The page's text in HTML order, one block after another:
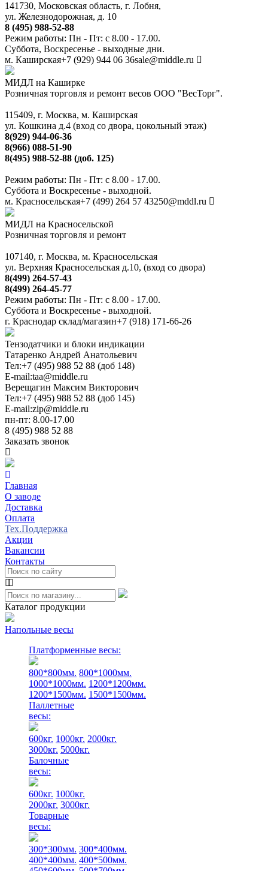
141730, Московская область, г. Лобня,
ул. Железнодорожная, д. 10
8 (495) 988-52-88
Режим работы: Пн - Пт: с 8.00 - 17.00.
Суббота, Воскресенье - выходные дни.
м. Каширская+7 (929) 944 06 36sale@middle.ru
МИДЛ на Каширке
Розничная торговля и ремонт весов ООО "ВесТорг".
115409, г. Москва, м. Каширская
ул. Кошкина д.4 (вход со двора, цокольный этаж)
8(929) 944-06-36
8(966) 088-51-90
8(495) 988-52-88 (доб. 125)
Режим работы: Пн - Пт: с 8.00 - 17.00.
Суббота и Воскресенье - выходной.
м. Красносельская+7 (499) 264 57 43250@mddl.ru
МИДЛ на Красносельской
Розничная торговля и ремонт
107140, г. Москва, м. Красносельская
ул. Верхняя Красносельская д.10, (вход со двора)
8(499) 264-57-43
8(499) 264-45-77
Режим работы: Пн - Пт: с 8.00 - 17.00.
Суббота и Воскресенье - выходной.
г. Краснодар склад/магазин+7 (918) 171-66-26
Тензодатчики и блоки индикации
Татаренко Андрей Анатольевич
Тел:+7 (495) 988 52 88 (доб 148)
E-mail:taa@middle.ru
Верещагин Максим Викторович
Тел:+7 (495) 988 52 88 (доб 145)
E-mail:zip@middle.ru
пн-пт: 8.00-17.00
8 (495) 988 52 88
Заказать звонок
Главная
О заводе
Доставка
Оплата
Тех.Поддержка
Акции
Вакансии
Контакты
Каталог продукции
Напольные весы
Платформенные весы:
800*800мм. 800*1000мм.
1000*1000мм. 1200*1200мм.
1200*1500мм. 1500*1500мм.
Паллетные
весы:
600кг. 1000кг. 2000кг.
3000кг. 5000кг.
Балочные
весы:
600кг. 1000кг.
2000кг. 3000кг.
Товарные
весы:
300*300мм. 300*400мм.
400*400мм. 400*500мм.